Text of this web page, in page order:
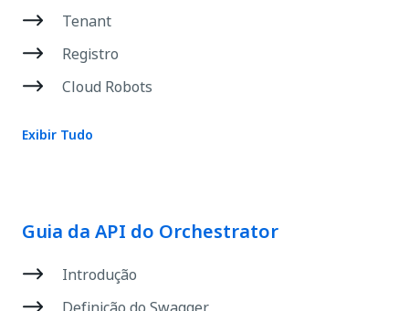
Tenant
Registro
Cloud Robots
Exibir Tudo
Guia da API do Orchestrator
Introdução